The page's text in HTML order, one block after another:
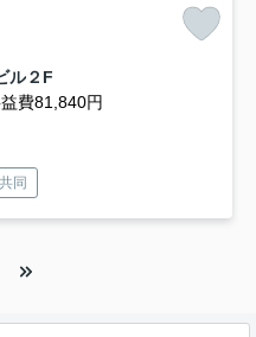
ル２F
費81,840円
同